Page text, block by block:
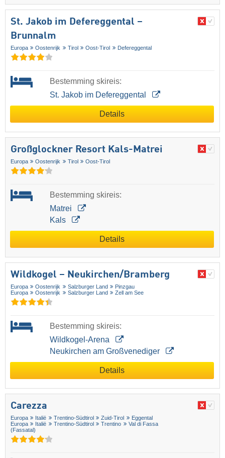
St. Jakob im Defereggental –
Brunnalm
Europa Oostenrijk Tirol Oost-Tirol Defereggental
Bestemming skireis:
St. Jakob im Defereggental
Details
Großglockner Resort Kals-Matrei
Europa Oostenrijk Tirol Oost-Tirol
Bestemming skireis:
Matrei
Kals
Details
Wildkogel – Neukirchen/​Bramberg
Europa Oostenrijk Salzburger Land
Pinzgau
Europa
Oostenrijk Salzburger Land Zell am See
Bestemming skireis:
Wildkogel-Arena
Neukirchen am Großvenediger
Details
Carezza
Europa Italië Trentino-Südtirol Zuid-Tirol
Eggental
Europa
Italië Trentino-Südtirol Trentino
Val di Fassa
(Fassatal)